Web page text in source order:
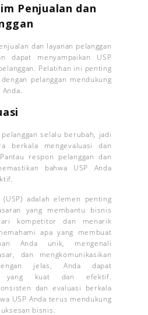
Penjualan dan
dan layanan pelanggan
dapat menyampaikan USP
Pelatihan ini penting
pelanggan mendukung
selalu berubah, jadi
berkala mengevaluasi dan
respon pelanggan dan
bahwa USP Anda
adalah elemen penting
yang membantu bisnis
kompetitor dan menarik
apa yang membuat
Anda unik, mengenali
dan mengkomunikasikan
jelas, Anda dapat
yang kuat dan efektif.
dan evaluasi berkala
USP Anda terus mendukung
bisnis.